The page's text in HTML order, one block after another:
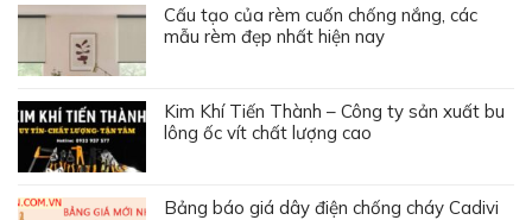
Cấu tạo của rèm cuốn chống nắng, các
mẫu rèm đẹp nhất hiện nay
Kim Khí Tiến Thành – Công ty sản xuất bu
lông ốc vít chất lượng cao
Bảng báo giá dây điện chống cháy Cadivi